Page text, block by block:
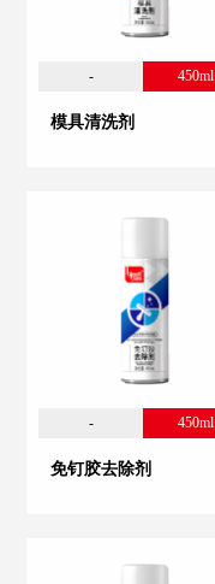
- 450ml
模具清洗剂
- 450ml
免钉胶去除剂